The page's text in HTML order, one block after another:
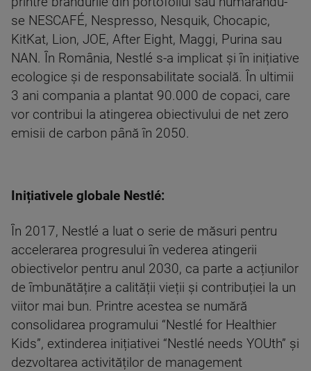
se NESCAFÉ, Nespresso, Nesquik, Chocapic,
KitKat, Lion, JOE, After Eight, Maggi, Purina sau
NAN. În România, Nestlé s-a implicat și în inițiative
ecologice și de responsabilitate socială. În ultimii
3 ani compania a plantat 90.000 de copaci, care
vor contribui la atingerea obiectivului de net zero
emisii de carbon până în 2050.
Inițiativele globale Nestlé:
În 2017, Nestlé a luat o serie de măsuri pentru
accelerarea progresului în vederea atingerii
obiectivelor pentru anul 2030, ca parte a acțiunilor
de îmbunătățire a calității vieții și contribuției la un
viitor mai bun. Printre acestea se numără
consolidarea programului “Nestlé for Healthier
Kids”, extinderea inițiativei “Nestlé needs YOUth” și
dezvoltarea activităților de management